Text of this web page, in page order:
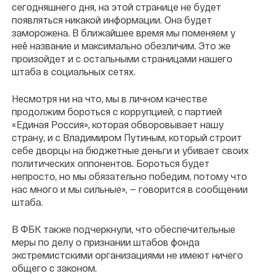
сегодняшнего дня, на этой странице не будет
появляться никакой информации. Она будет
заморожена. В ближайшее время мы поменяем у
неё название и максимально обезличим. Это же
произойдет и с остальными страницами нашего
штаба в социальных сетях.
Несмотря ни на что, мы в личном качестве
продолжим бороться с коррупцией, с партией
«Единая Россия», которая обворовывает нашу
страну, и с Владимиром Путиным, который строит
себе дворцы на бюджетные деньги и убивает своих
политических оппонентов. Бороться будет
непросто, но мы обязательно победим, потому что
нас много и мы сильные», — говорится в сообщении
штаба.
В ФБК также подчеркнули, что обеспечительные
меры по делу о признании штабов фонда
экстремистскими организациями не имеют ничего
общего с законом.